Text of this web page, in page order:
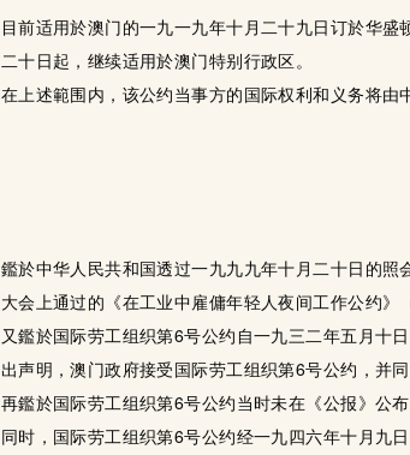
目前适用於澳门的一九一九年十月二十九日订於华
二十日起，继续适用於澳门特别行政区。
在上述範围内，该公约当事方的国际权利和义务将由
鑑於中华人民共和国透过一九九九年十月二十日的
大会上通过的《在工业中雇傭年轻人夜间工作公约
又鑑於国际劳工组织第6号公约自一九三二年五月十
出声明，澳门政府接受国际劳工组织第6号公约，并
再鑑於国际劳工组织第6号公约当时未在《公报》公布
同时，国际劳工组织第6号公约经一九四六年十月九